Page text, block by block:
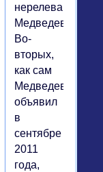
нерелевантности
Медведева.
Во-
вторых,
как сам
Медведев
объявил
в
сентябре
2011
года,